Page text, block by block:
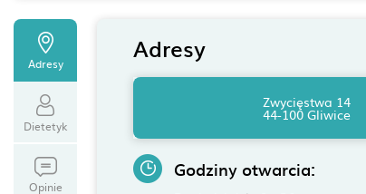
Adresy
Dietetyk
Opinie
Adresy
Zwycięstwa 14
44-100 Gliwice
Godziny otwarcia: